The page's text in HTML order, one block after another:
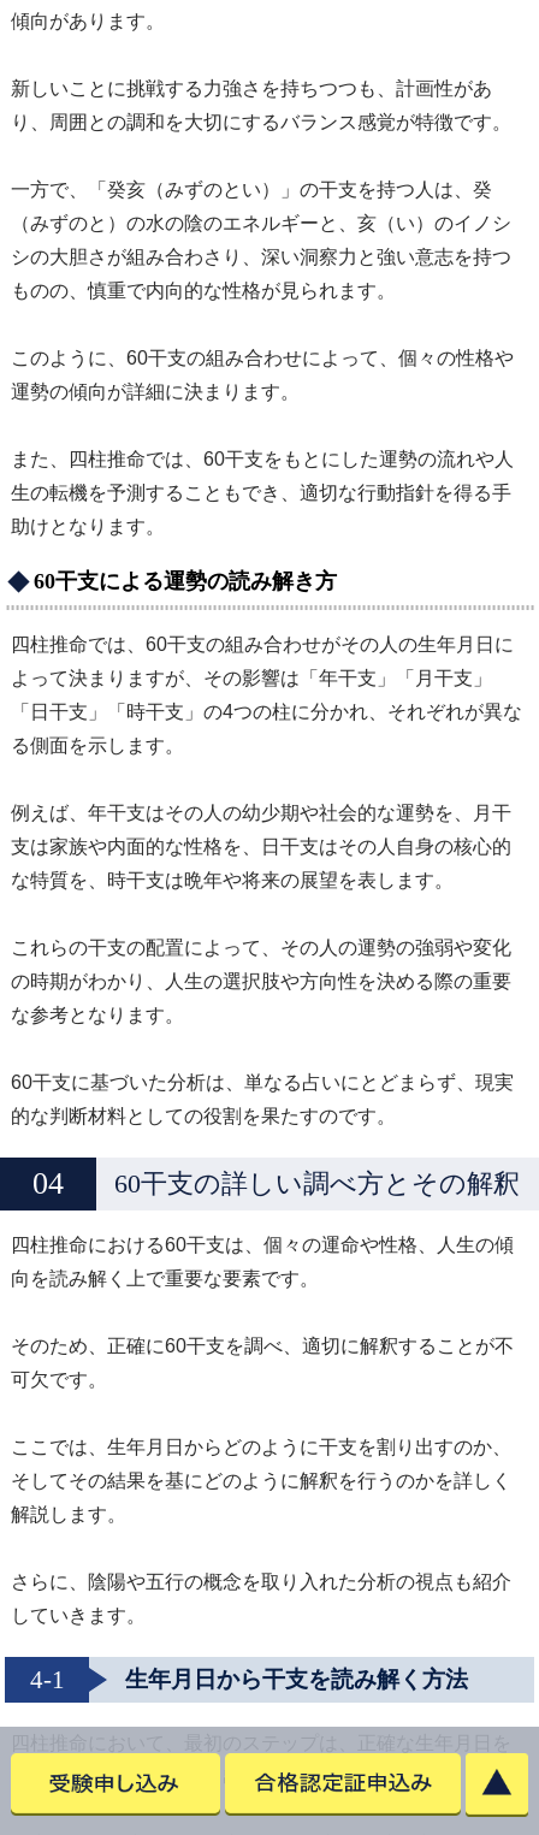
傾向があります。
新しいことに挑戦する力強さを持ちつつも、計画性があ
り、周囲との調和を大切にするバランス感覚が特徴です。
一方で、「癸亥（みずのとい）」の干支を持つ人は、癸
（みずのと）の水の陰のエネルギーと、亥（い）のイノシ
シの大胆さが組み合わさり、深い洞察力と強い意志を持つ
ものの、慎重で内向的な性格が見られます。
このように、60干支の組み合わせによって、個々の性格や
運勢の傾向が詳細に決まります。
また、四柱推命では、60干支をもとにした運勢の流れや人
生の転機を予測することもでき、適切な行動指針を得る手
助けとなります。
60干支による運勢の読み解き方
四柱推命では、60干支の組み合わせがその人の生年月日に
よって決まりますが、その影響は「年干支」「月干支」
「日干支」「時干支」の4つの柱に分かれ、それぞれが異な
る側面を示します。
例えば、年干支はその人の幼少期や社会的な運勢を、月干
支は家族や内面的な性格を、日干支はその人自身の核心的
な特質を、時干支は晩年や将来の展望を表します。
これらの干支の配置によって、その人の運勢の強弱や変化
の時期がわかり、人生の選択肢や方向性を決める際の重要
な参考となります。
60干支に基づいた分析は、単なる占いにとどまらず、現実
的な判断材料としての役割を果たすのです。
60干支の詳しい調べ方とその解釈
四柱推命における60干支は、個々の運命や性格、人生の傾
向を読み解く上で重要な要素です。
そのため、正確に60干支を調べ、適切に解釈することが不
可欠です。
ここでは、生年月日からどのように干支を割り出すのか、
そしてその結果を基にどのように解釈を行うのかを詳しく
解説します。
さらに、陰陽や五行の概念を取り入れた分析の視点も紹介
していきます。
4-1 生年月日から干支を読み解く方法
基にその人の干支を割り出すことです。